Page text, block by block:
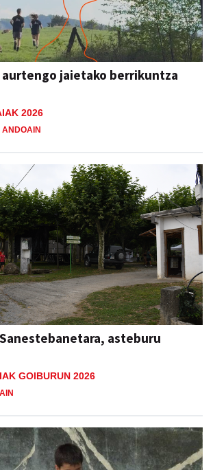
aurtengo jaietako berrikuntza
2026
ANDOAIN
asteburu
GOIBURUN 2026